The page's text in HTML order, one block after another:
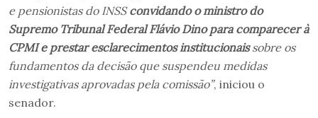
e pensionistas do INSSconvidando o ministro do
Supremo Tribunal Federal Flávio Dino para comparecer à
CPMI e prestar esclarecimentos institucionaissobre os
fundamentos da decisão que suspendeu medidas
investigativas aprovadas pela comissão”, iniciou o
senador.